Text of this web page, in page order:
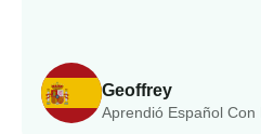
Geoffrey
Aprendió Español Con